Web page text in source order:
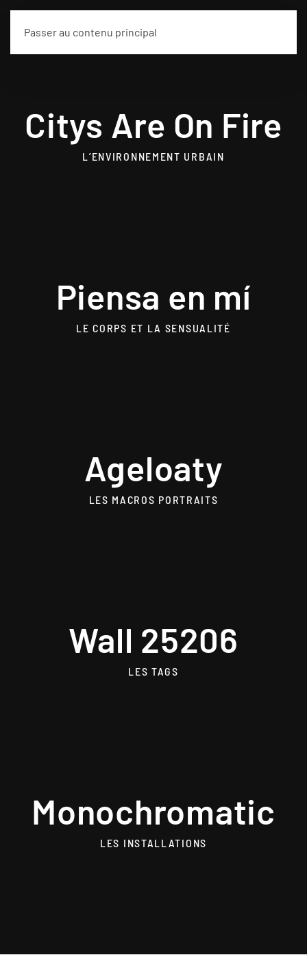
Passer au contenu principal
Frédéric Esplandiu
Citys Are On Fire
L’ENVIRONNEMENT URBAIN
Piensa en mí
LE CORPS ET LA SENSUALITÉ
Ageloaty
LES MACROS PORTRAITS
Wall 25206
LES TAGS
Monochromatic
LES INSTALLATIONS